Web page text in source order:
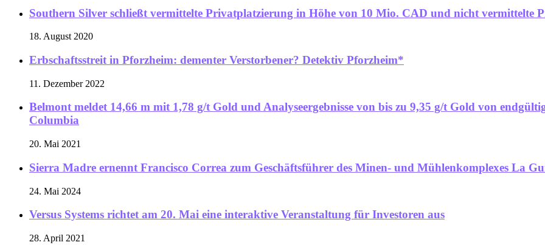
Southern Silver schließt vermittelte Privatplatzierung in Höhe von 10 Mio. CAD und nicht vermittelte
18. August 2020
Erbschaftsstreit in Pforzheim: dementer Verstorbener? Detektiv Pforzheim*
11. Dezember 2022
Belmont meldet 14,66 m mit 1,78 g/t Gold und Analyseergebnisse von bis zu 9,35 g/t Gold von
Columbia
20. Mai 2021
Sierra Madre ernennt Francisco Correa zum Geschäftsführer des Minen- und Mühlenkomplexes La
24. Mai 2024
Versus Systems richtet am 20. Mai eine interaktive Veranstaltung für Investoren aus
28. April 2021